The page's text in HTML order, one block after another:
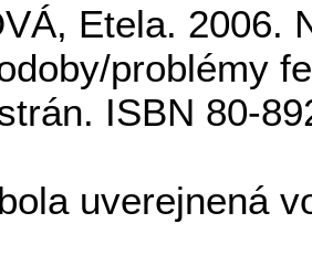
Etela. 2006.
problémy
ISBN 80-
uverejnená